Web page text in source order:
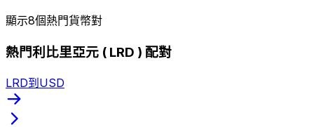
顯示8個熱門貨幣對
熱門利比里亞元 ( LRD ) 配對
LRD到USD